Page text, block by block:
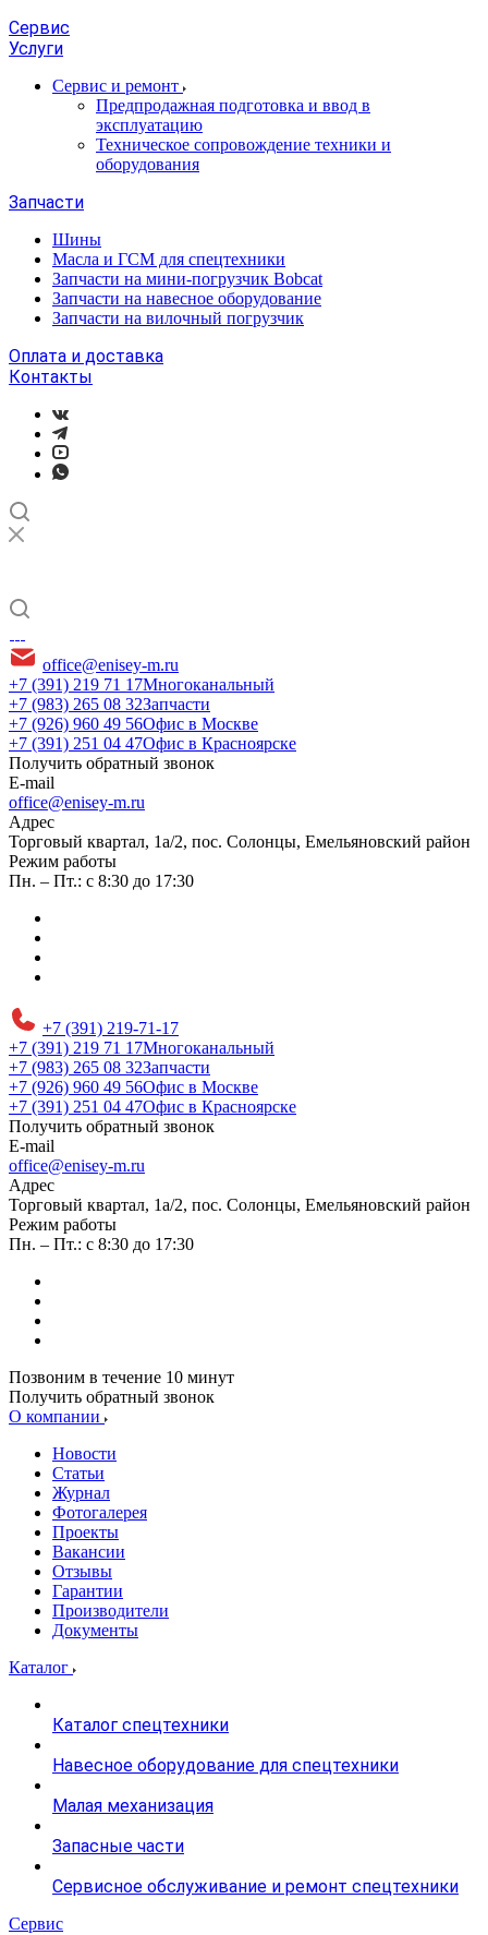
Сервис
Услуги
Сервис и ремонт
Предпродажная подготовка и ввод в
эксплуатацию
Техническое сопровождение техники и
оборудования
Запчасти
Шины
Масла и ГСМ для спецтехники
Запчасти на мини-погрузчик Bobcat
Запчасти на навесное оборудование
Запчасти на вилочный погрузчик
Оплата и доставка
Контакты
office@enisey-m.ru
+7 (391) 219 71 17Многоканальный
+7 (983) 265 08 32Запчасти
+7 (926) 960 49 56Офис в Москве
+7 (391) 251 04 47Офис в Красноярске
Получить обратный звонок
E-mail
office@enisey-m.ru
Адрес
​Торговый квартал, 1а/2, пос. Солонцы, Емельяновский район
Режим работы
Пн. – Пт.: с 8:30 до 17:30
+7 (391) 219-71-17
+7 (391) 219 71 17Многоканальный
+7 (983) 265 08 32Запчасти
+7 (926) 960 49 56Офис в Москве
+7 (391) 251 04 47Офис в Красноярске
Получить обратный звонок
E-mail
office@enisey-m.ru
Адрес
​Торговый квартал, 1а/2, пос. Солонцы, Емельяновский район
Режим работы
Пн. – Пт.: с 8:30 до 17:30
Позвоним в течение 10 минут
Получить обратный звонок
О компании
Новости
Статьи
Журнал
Фотогалерея
Проекты
Вакансии
Отзывы
Гарантии
Производители
Документы
Каталог
Каталог спецтехники
Навесное оборудование для спецтехники
Малая механизация
Запасные части
Сервисное обслуживание и ремонт спецтехники
Сервис